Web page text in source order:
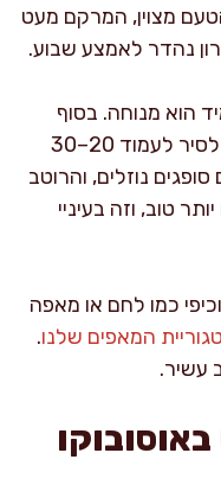
מצוין, המרקם מעט
נהדר לאמצע שבוע.
הוא מנוחה. בסוף
הבישול אני מכבה את האש ונותנת לסיר לעמוד 20–30
נוזלים, והרוטב
טוב, וזה בעיניי
כמו לחם או מאפה
המאפים שלנו.
עשיר.